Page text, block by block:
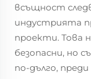
всъщност
индустрията
проекти. Това
безопасни, но
по-дълго,